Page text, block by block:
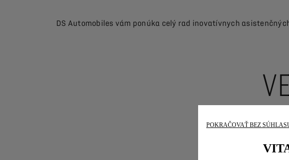
DS Automobiles vám ponúka celý rad inovatívnych
POKRAČOVAŤ BEZ